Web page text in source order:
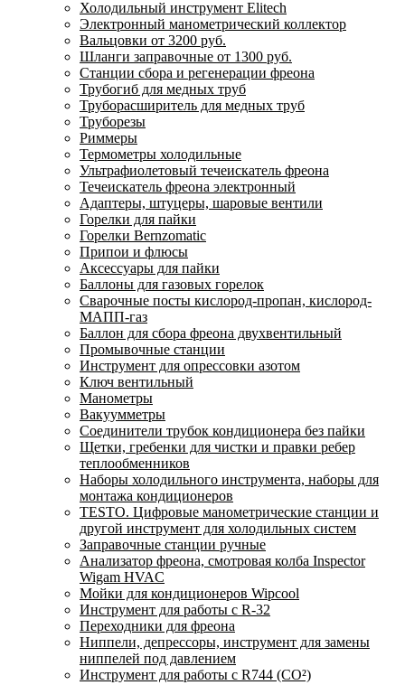
Холодильный инструмент Elitech
Электронный манометрический коллектор
Вальцовки от 3200 руб.
Шланги заправочные от 1300 руб.
Станции сбора и регенерации фреона
Трубогиб для медных труб
Труборасширитель для медных труб
Труборезы
Риммеры
Термометры холодильные
Ультрафиолетовый течеискатель фреона
Течеискатель фреона электронный
Адаптеры, штуцеры, шаровые вентили
Горелки для пайки
Горелки Bernzomatic
Припои и флюсы
Аксессуары для пайки
Баллоны для газовых горелок
Сварочные посты кислород-пропан, кислород-
МАПП-газ
Баллон для сбора фреона двухвентильный
Промывочные станции
Инструмент для опрессовки азотом
Ключ вентильный
Манометры
Вакуумметры
Соединители трубок кондиционера без пайки
Щетки, гребенки для чистки и правки ребер
теплообменников
Наборы холодильного инструмента, наборы для
монтажа кондиционеров
TESTO. Цифровые манометрические станции и
другой инструмент для холодильных систем
Заправочные станции ручные
Анализатор фреона, смотровая колба Inspector
Wigam HVAC
Мойки для кондиционеров Wipcool
Инструмент для работы с R-32
Переходники для фреона
Ниппели, депрессоры, инструмент для замены
ниппелей под давлением
Инструмент для работы с R744 (CO²)